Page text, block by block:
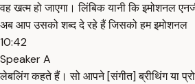
वह खत्म हो जाएगा। लिंबिक यानी कि इमोशनल
अब आप उसको शब्द दे रहे हैं जिसको हम इमोशनल
10:42
Speaker A
लेबलिंग कहते हैं। सो आपने [संगीत] ब्रीथिंग या